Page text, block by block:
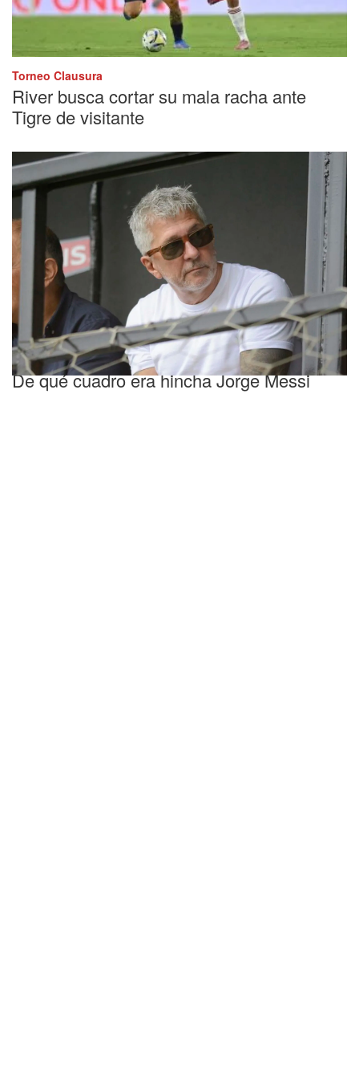
Torneo Clausura
River busca cortar su mala racha ante
Tigre de visitante
Fanático
De qué cuadro era hincha Jorge Messi